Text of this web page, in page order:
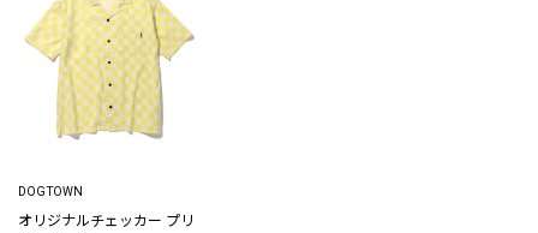
DOGTOWN
オリジナルチェッカー プリ